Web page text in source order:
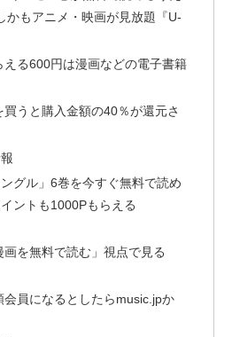
かもアニメ・映画が見放題『U-
える600円は漫画などの電子書籍
うと購入金額の40％が還元さ
ングル」6巻を今すぐ無料で読め
ントも1000Pもらえる
を無料で読む」視点で見る
会員になるとしたらmusic.jpか